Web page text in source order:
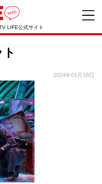
LIFE公式サイト
2024年01月18日